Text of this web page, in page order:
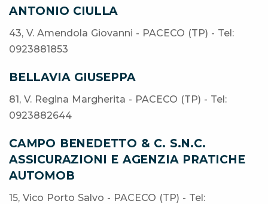
ANTONIO CIULLA
43, V. Amendola Giovanni - PACECO (TP) - Tel:
0923881853
BELLAVIA GIUSEPPA
81, V. Regina Margherita - PACECO (TP) - Tel:
0923882644
CAMPO BENEDETTO & C. S.N.C.
ASSICURAZIONI E AGENZIA PRATICHE
AUTOMOB
15, Vico Porto Salvo - PACECO (TP) - Tel: